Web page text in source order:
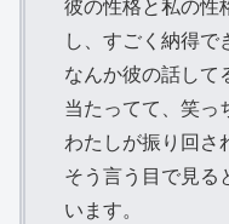
し、すごく納得で
なんか彼の話して
当たってて、笑っ
わたしが振り回さ
そう言う目で見る
います。